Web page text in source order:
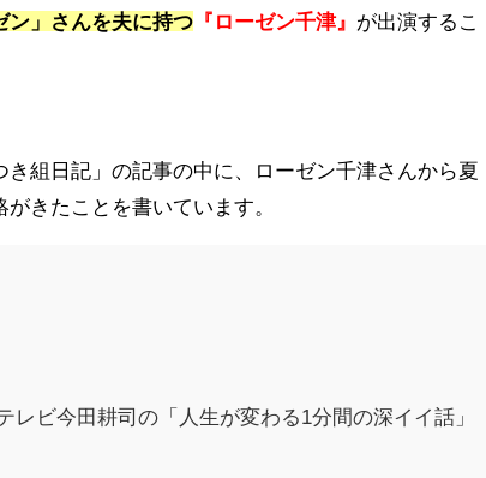
ン」さんを夫に持つ 『ローゼン千津』 が出演するこ
組日記」の記事の中に、ローゼン千津さんから夏
きたことを書いています。
レビ今田耕司の「人生が変わる1分間の深イイ話」